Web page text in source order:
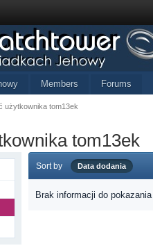
Members Forums
użytkownika tom13ek
tom13ek
Sort by Data dodania
Brak informacji do pokazania